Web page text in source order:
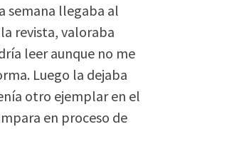
semana llegaba al
revista, valoraba
leer aunque no me
Luego la dejaba
otro ejemplar en el
en proceso de